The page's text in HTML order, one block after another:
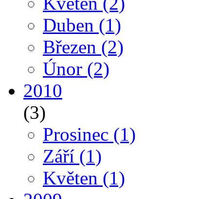
Duben (1)
Březen (2)
Únor (2)
2010
(3)
Prosinec (1)
Září (1)
Květen (1)